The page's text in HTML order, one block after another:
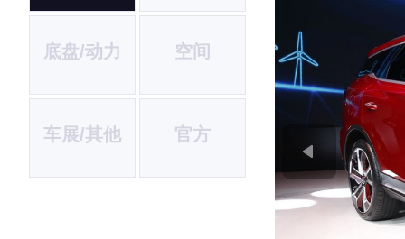
底盘/动力 空间
车展/其他 官方